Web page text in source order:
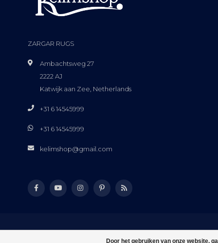
Door het gebruiken van onze website,
ZARGAR RUGS
Ambachtsweg 27
2222 AJ
Katwijk aan Zee, Netherlands
+31 6 14545999
+31 6 14545999
kelimshop@gmail.com